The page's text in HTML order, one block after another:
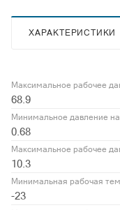
ХАРАКТЕРИСТИКИ
Максимальное рабочее
68.9
Минимальное давление
0.68
Максимальное рабочее
10.3
Минимальная рабочая
-23